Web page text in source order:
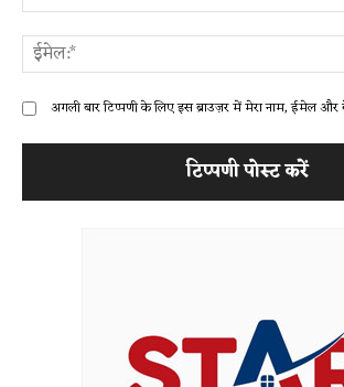
अगली बार टिप्पणी के लिए इस ब्राउज़र में मेरा नाम, ईमेल